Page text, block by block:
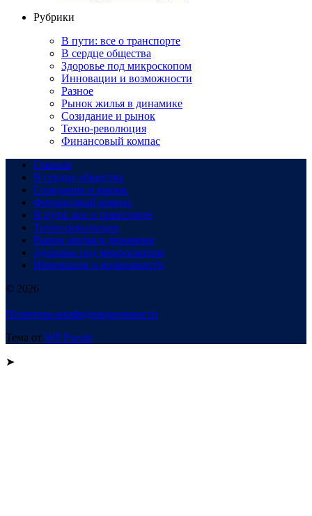
Рубрики
В пути: все о транспорте
В сердце общества
Здоровье под микроскопом
Инновации и возможности
Разное
Рынок жилья в динамике
Созидание и рынок
Техно-революция
Финансовый компас
Главная
В сердце общества
Созидание и рынок
Финансовый компас
В пути: все о транспорте
Техно-революция
Рынок жилья в динамике
Здоровье под микроскопом
Инновации и возможности
© 2026
Политика конфиденциальности
Тема от WP Puzzle
➤